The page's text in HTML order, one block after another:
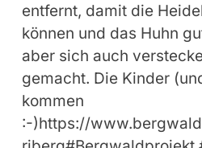
entfernt, damit die
können und das Huhn
aber sich auch
gemacht. Die Kinder
kommen
:-)https://